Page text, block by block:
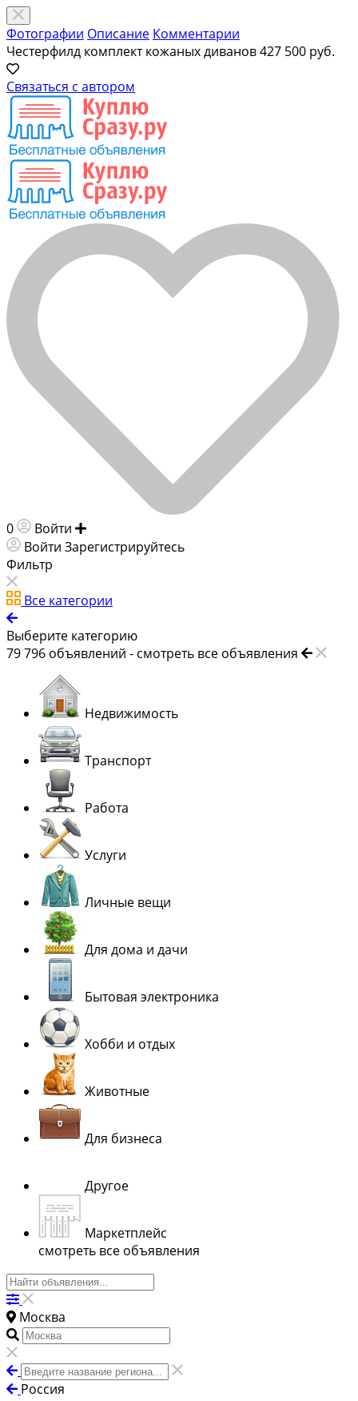
Фотографии Описание Комментарии
Честерфилд комплект кожаных диванов427 500 руб.
Связаться с автором
0 Войти
Войти Зарегистрируйтесь
Фильтр
Все категории
Выберите категорию
79 796 объявлений - смотреть все объявления
Недвижимость
Транспорт
Работа
Услуги
Личные вещи
Для дома и дачи
Бытовая электроника
Хобби и отдых
Животные
Для бизнеса
Другое
Маркетплейс
смотреть все объявления
Москва
Россия